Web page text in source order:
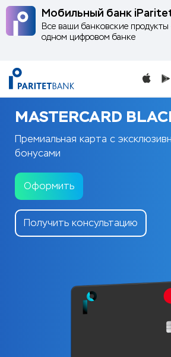
Мобильный банк
Все ваши банковские продукты
одном цифровом банке
MASTERCARD
Премиальная карта с
бонусами
Оформить
Получить консультацию